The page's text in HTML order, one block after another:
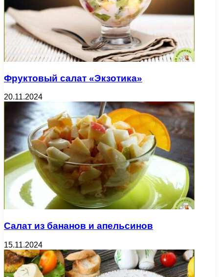
Фруктовый салат «Экзотика»
20.11.2024
Салат из бананов и апельсинов
15.11.2024